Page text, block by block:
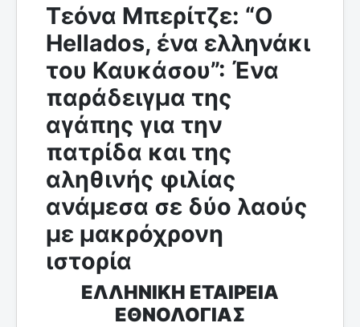
Τεόνα Μπερίτζε: “O
Hellados, ένα ελληνάκι
του Καυκάσου”: Ένα
παράδειγμα της
αγάπης για την
πατρίδα και της
αληθινής φιλίας
ανάμεσα σε δύο λαούς
με μακρόχρονη
ιστορία
ΕΛΛΗΝΙΚΗ ΕΤΑΙΡΕΙΑ
ΕΘΝΟΛΟΓΙΑΣ